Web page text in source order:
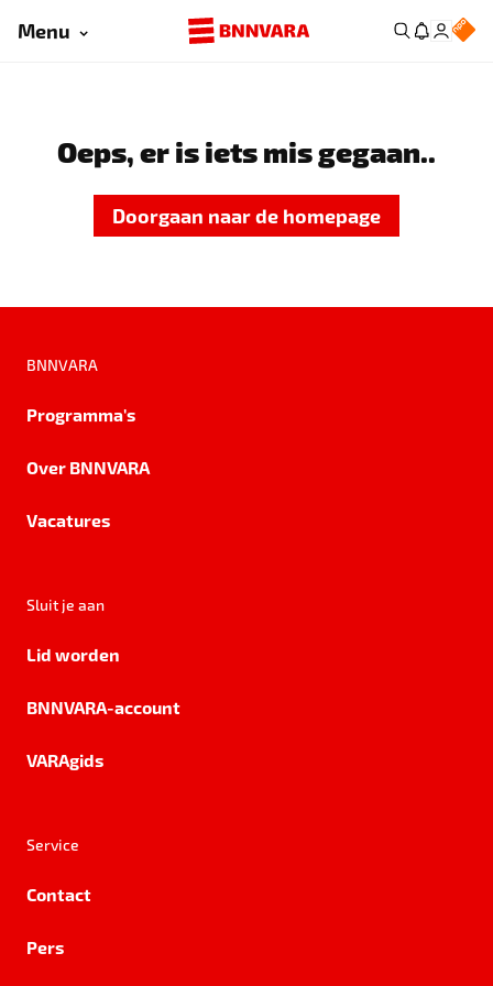
Menu
Oeps, er is iets mis gegaan..
Doorgaan naar de homepage
BNNVARA
Programma's
Over BNNVARA
Vacatures
Sluit je aan
Lid worden
BNNVARA-account
VARAgids
Service
Contact
Pers